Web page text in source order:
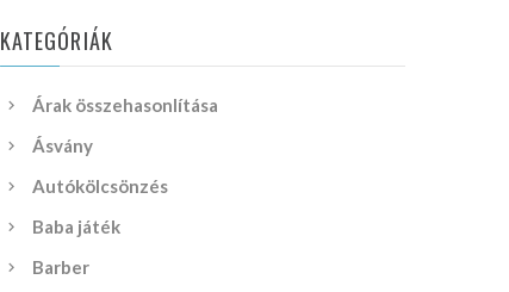
KATEGÓRIÁK
Árak összehasonlítása
Ásvány
Autókölcsönzés
Baba játék
Barber